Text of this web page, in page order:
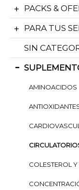
PACKS &
PARA TUS
SIN
AMINOACIDOS
COLESTEROL